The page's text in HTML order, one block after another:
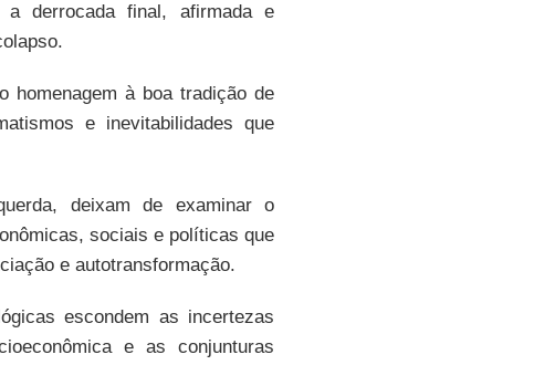
derrocada final, afirmada e
homenagem à boa tradição de
e inevitabilidades que
deixam de examinar o
sociais e políticas que
e autotransformação.
escondem as incertezas
e as conjunturas